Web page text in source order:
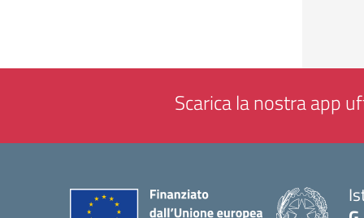
Scarica la nostra app